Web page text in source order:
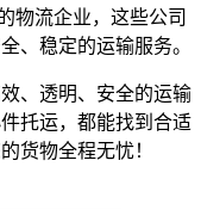
物流企业，这些公司
、稳定的运输服务。
、透明、安全的运输
托运，都能找到合适
货物全程无忧！